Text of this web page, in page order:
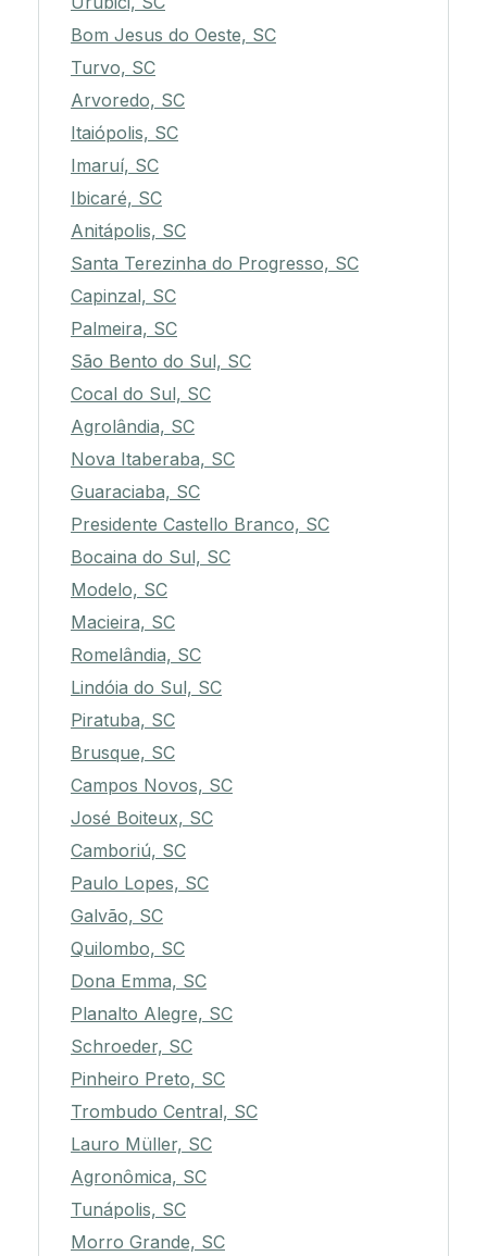
Bom Jesus do Oeste, SC
Turvo, SC
Arvoredo, SC
Itaiópolis, SC
Imaruí, SC
Ibicaré, SC
Anitápolis, SC
Santa Terezinha do Progresso, SC
Capinzal, SC
Palmeira, SC
São Bento do Sul, SC
Cocal do Sul, SC
Agrolândia, SC
Nova Itaberaba, SC
Guaraciaba, SC
Presidente Castello Branco, SC
Bocaina do Sul, SC
Modelo, SC
Macieira, SC
Romelândia, SC
Lindóia do Sul, SC
Piratuba, SC
Brusque, SC
Campos Novos, SC
José Boiteux, SC
Camboriú, SC
Paulo Lopes, SC
Galvão, SC
Quilombo, SC
Dona Emma, SC
Planalto Alegre, SC
Schroeder, SC
Pinheiro Preto, SC
Trombudo Central, SC
Lauro Müller, SC
Agronômica, SC
Tunápolis, SC
Morro Grande, SC